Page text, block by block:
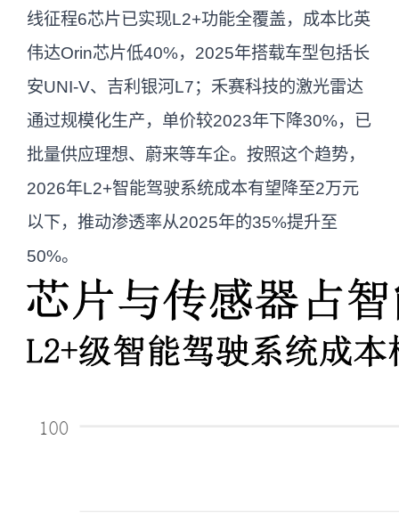
线征程6芯片已实现L2+功能全覆盖，成本比英
伟达Orin芯片低40%，2025年搭载车型包括长
安UNI-V、吉利银河L7；禾赛科技的激光雷达
通过规模化生产，单价较2023年下降30%，已
批量供应理想、蔚来等车企。按照这个趋势，
2026年L2+智能驾驶系统成本有望降至2万元
以下，推动渗透率从2025年的35%提升至
50%。